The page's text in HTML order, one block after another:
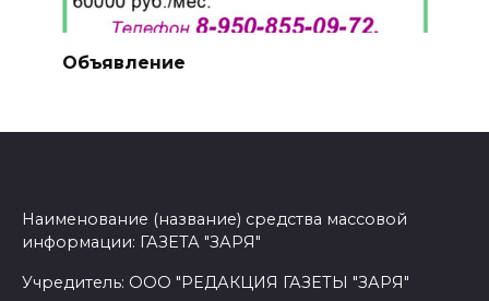
Объявление
Наименование (название) средства массовой
информации: ГАЗЕТА "ЗАРЯ"
Учредитель: ООО "РЕДАКЦИЯ ГАЗЕТЫ "ЗАРЯ"